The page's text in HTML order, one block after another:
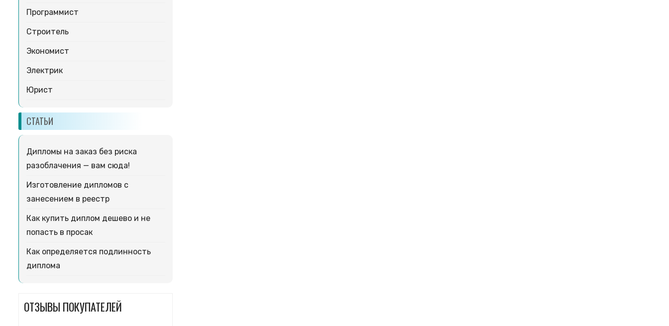
Программист
Строитель
Экономист
Электрик
Юрист
СТАТЬИ
Дипломы на заказ без риска
разоблачения — вам сюда!
Изготовление дипломов с
занесением в реестр
Как купить диплом дешево и не
попасть в просак
Как определяется подлинность
диплома
ОТЗЫВЫ ПОКУПАТЕЛЕЙ